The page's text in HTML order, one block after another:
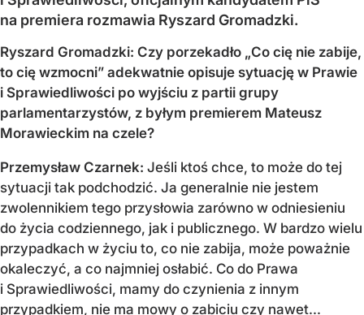
na premiera rozmawia Ryszard Gromadzki.
Ryszard Gromadzki: Czy porzekadło „Co cię nie zabije,
to cię wzmocni” adekwatnie opisuje sytuację w Prawie
i Sprawiedliwości po wyjściu z partii grupy
parlamentarzystów, z byłym premierem Mateusz
Morawieckim na czele?
Przemysław Czarnek: Jeśli ktoś chce, to może do tej
sytuacji tak podchodzić. Ja generalnie nie jestem
zwolennikiem tego przysłowia zarówno w odniesieniu
do życia codziennego, jak i publicznego. W bardzo wielu
przypadkach w życiu to, co nie zabija, może poważnie
okaleczyć, a co najmniej osłabić. Co do Prawa
i Sprawiedliwości, mamy do czynienia z innym
przypadkiem, nie ma mowy o zabiciu czy nawet...